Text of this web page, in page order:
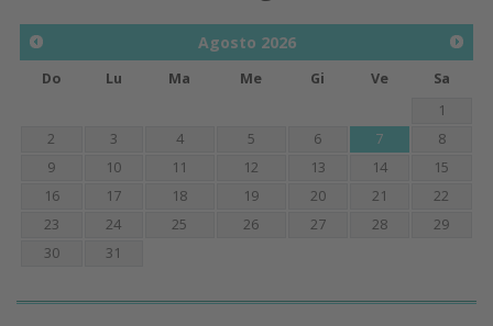
Agosto 2026
Do Lu Ma Me Gi Ve
Sa
1
2
3 4 5 6 7
8
9
10 11 12 13 14
15
16
17 18 19 20 21
22
23
24 25 26 27 28
29
30
31